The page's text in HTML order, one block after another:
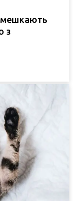
мешкають
з